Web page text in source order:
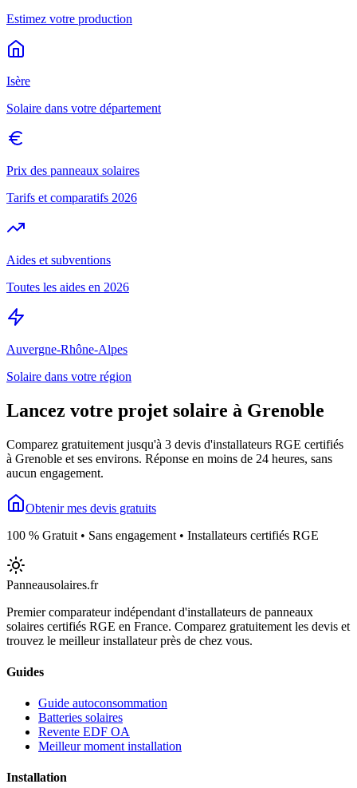
Estimez votre production
Isère
Solaire dans votre département
Prix des panneaux solaires
Tarifs et comparatifs 2026
Aides et subventions
Toutes les aides en 2026
Auvergne-Rhône-Alpes
Solaire dans votre région
Lancez votre projet solaire à Grenoble
Comparez gratuitement jusqu'à 3 devis d'installateurs RGE certifiés
à Grenoble et ses environs. Réponse en moins de 24 heures, sans
aucun engagement.
Obtenir mes devis gratuits
100 % Gratuit • Sans engagement • Installateurs certifiés RGE
Panneausolaires.fr
Premier comparateur indépendant d'installateurs de panneaux
solaires certifiés RGE en France. Comparez gratuitement les devis et
trouvez le meilleur installateur près de chez vous.
Guides
Guide autoconsommation
Batteries solaires
Revente EDF OA
Meilleur moment installation
Installation